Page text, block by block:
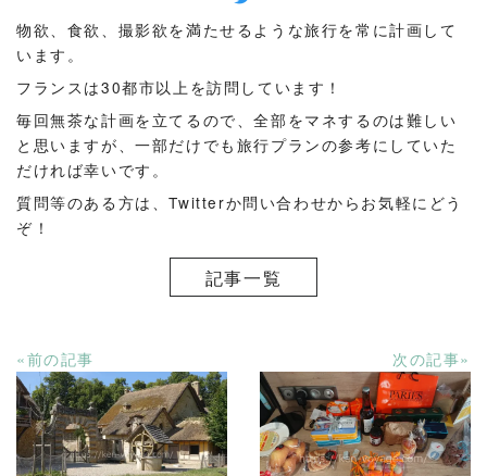
物欲、食欲、撮影欲を満たせるような旅行を常に計画して
います。
フランスは30都市以上を訪問しています！
毎回無茶な計画を立てるので、全部をマネするのは難しい
と思いますが、一部だけでも旅行プランの参考にしていた
だければ幸いです。
質問等のある方は、Twitterか問い合わせからお気軽にどう
ぞ！
記事一覧
«前の記事
READ MORE
次の記事»
READ MORE